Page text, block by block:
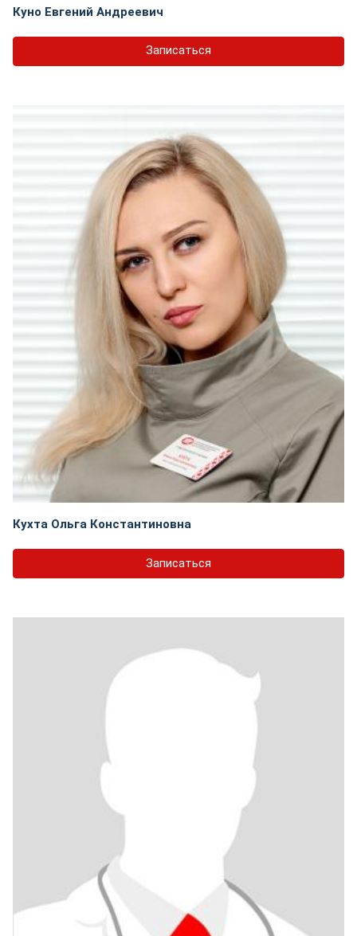
Куно Евгений Андреевич
Записаться
Кухта Ольга Константиновна
Записаться